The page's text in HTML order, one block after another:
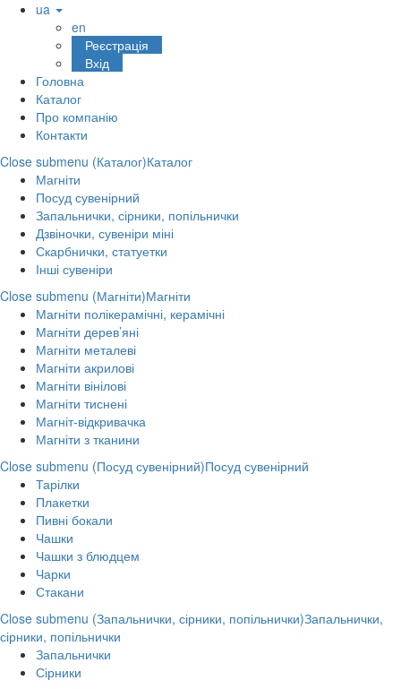
ua
en
Реєстрація
Вхід
Головна
Каталог
Про компанію
Контакти
Close submenu (Каталог)Каталог
Магніти
Посуд сувенірний
Запальнички, сірники, попільнички
Дзвіночки, сувеніри міні
Скарбнички, статуетки
Інші сувеніри
Close submenu (Магніти)Магніти
Магніти полікерамічні, керамічні
Магніти дерев’яні
Магніти металеві
Магніти акрилові
Магніти вінілові
Магніти тиснені
Магніт-відкривачка
Магніти з тканини
Close submenu (Посуд сувенірний)Посуд сувенірний
Тарілки
Плакетки
Пивні бокали
Чашки
Чашки з блюдцем
Чарки
Стакани
Close submenu (Запальнички, сірники, попільнички)Запальнички,
сірники, попільнички
Запальнички
Сірники